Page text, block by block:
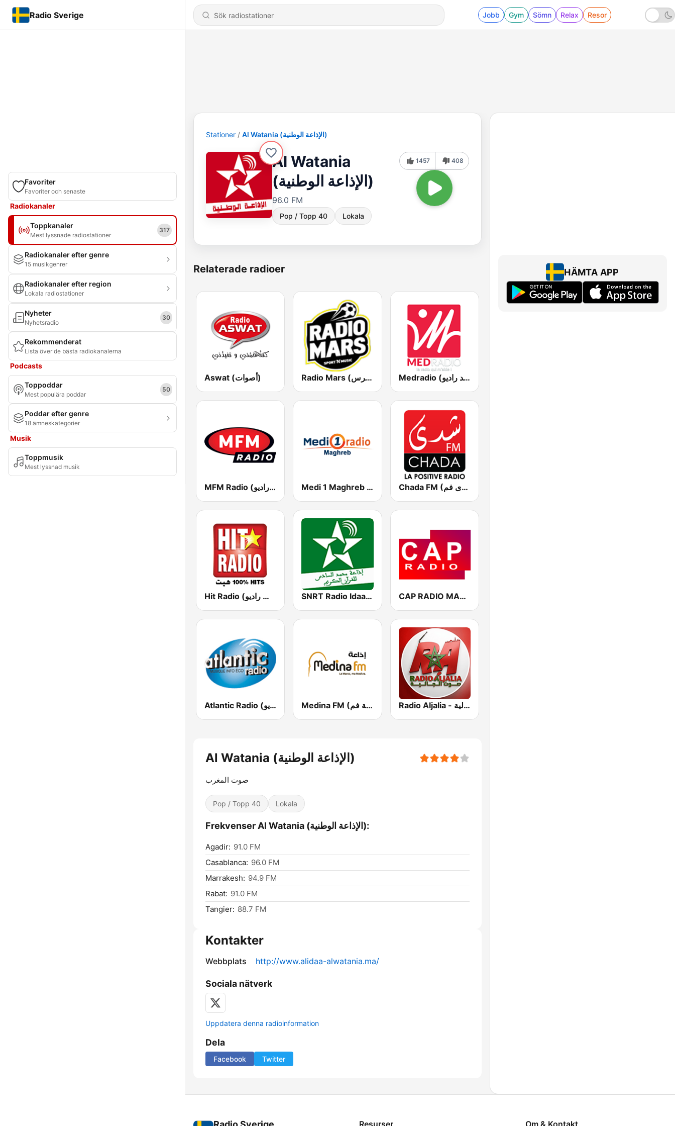
Radio Sverige Jobb Gym Sömn Relax Resor
Favoriter
Favoriter och senaste
Radiokanaler
Toppkanaler
Mest lyssnade radiostationer
317
Radiokanaler efter genre
15 musikgenrer
Radiokanaler efter region
Lokala radiostationer
Nyheter
Nyhetsradio
30
Rekommenderat
Lista över de bästa radiokanalerna
Podcasts
Toppoddar
Mest populära poddar
50
Poddar efter genre
18 ämneskategorier
Musik
Toppmusik
Mest lyssnad musik
Stationer Al Watania (الإذاعة الوطنية)
Al Watania
(الإذاعة الوطنية)
96.0 FM
Pop / Topp 40 Lokala
1457 408
Relaterade radioer
Aswat (أصوات) Radio Mars (راديو مرس) Medradio (ميد راديو)
MFM Radio (مفم راديو) Medi 1 Maghreb (ميدى1 مغرب) Chada FM (شدى فم)
Hit Radio (هيت راديو) SNRT Radio Idaat Mohammed Assadiss (السادسة) CAP RADIO MAROC
Atlantic Radio (أتلانتيك راديو) Medina FM (إذاعة مدينة فم) Radio Aljalia - راديو الجالية
Al Watania (الإذاعة الوطنية)
صوت المغرب
Pop / Topp 40 Lokala
Frekvenser Al Watania (الإذاعة الوطنية):
Agadir: 91.0 FM
Casablanca: 96.0 FM
Marrakesh: 94.9 FM
Rabat: 91.0 FM
Tangier: 88.7 FM
Kontakter
Webbplats http://www.alidaa-alwatania.ma/
Sociala nätverk
Uppdatera denna radioinformation
Dela
Facebook Twitter
HÄMTA APP